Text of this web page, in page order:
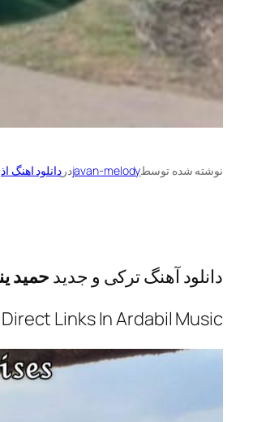
نوشته شده توسطjavan-melodyدردانلود اهنگ
دانلود آهنگ ترکی و جدید حمید
Links In Ardabil Music